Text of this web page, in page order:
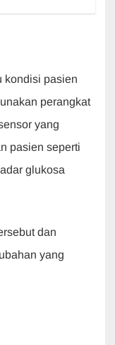
kondisi pasien
perangkat
yang
pasien seperti
glukosa
dan
yang